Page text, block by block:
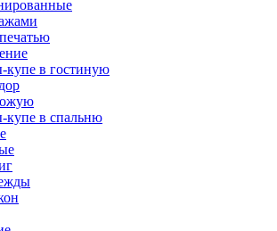
в гостиную
в спальню